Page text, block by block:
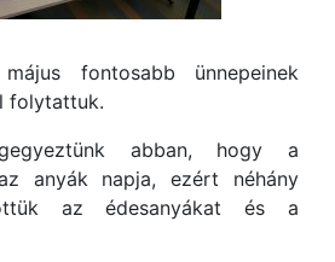
május fontosabb ünnepeinek
folytattuk.
abban, hogy a
anyák napja, ezért néhány
az édesanyákat és a